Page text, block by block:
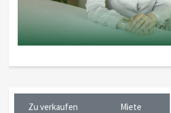
Zu verkaufen Miete